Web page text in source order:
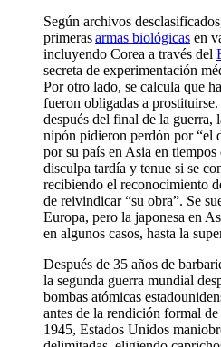
Según archivos
primerasarmas biológicas en
incluyendo Corea a través del
secreta de experimentación
Por otro lado, se calcula que
fueron obligadas a
después del final de la
nipón pidieron perdón por “el
por su país en Asia en
disculpa tardía y tenue si se
recibiendo el reconocimiento
de reivindicar “su obra”. Se
Europa, pero la japonesa en
en algunos casos, hasta la
Después de 35 años de
la segunda guerra mundial
bombas atómicas
antes de la rendición formal
1945, Estados Unidos